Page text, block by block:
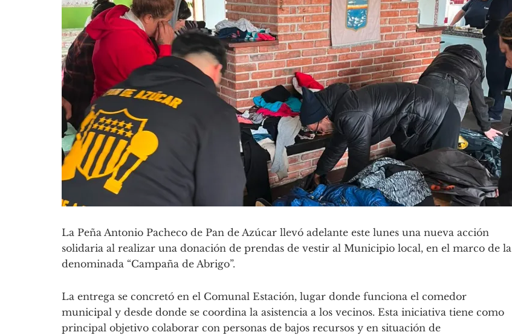
La Peña Antonio Pacheco de Pan de Azúcar llevó adelante este lunes una nueva acción
solidaria al realizar una donación de prendas de vestir al Municipio local, en el marco de la
denominada “Campaña de Abrigo”.
La entrega se concretó en el Comunal Estación, lugar donde funciona el comedor
municipal y desde donde se coordina la asistencia a los vecinos. Esta iniciativa tiene como
principal objetivo colaborar con personas de bajos recursos y en situación de